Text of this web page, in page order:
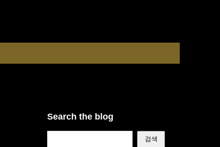
Search the blog